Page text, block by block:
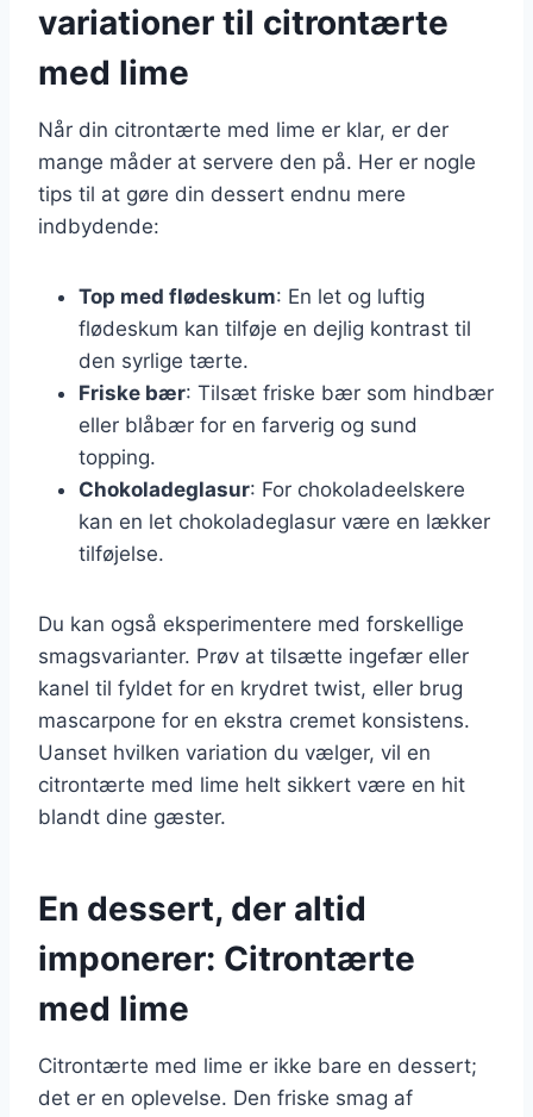
variationer til citrontærte
med lime
Når din citrontærte med lime er klar, er der
mange måder at servere den på. Her er nogle
tips til at gøre din dessert endnu mere
indbydende:
Top med flødeskum: En let og luftig
flødeskum kan tilføje en dejlig kontrast til
den syrlige tærte.
Friske bær: Tilsæt friske bær som hindbær
eller blåbær for en farverig og sund
topping.
Chokoladeglasur: For chokoladeelskere
kan en let chokoladeglasur være en lækker
tilføjelse.
Du kan også eksperimentere med forskellige
smagsvarianter. Prøv at tilsætte ingefær eller
kanel til fyldet for en krydret twist, eller brug
mascarpone for en ekstra cremet konsistens.
Uanset hvilken variation du vælger, vil en
citrontærte med lime helt sikkert være en hit
blandt dine gæster.
En dessert, der altid
imponerer: Citrontærte
med lime
Citrontærte med lime er ikke bare en dessert;
det er en oplevelse. Den friske smag af